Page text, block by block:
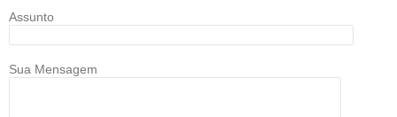
Assunto
Sua Mensagem